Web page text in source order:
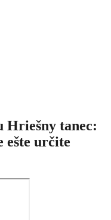
Hriešny tanec:
ešte určite